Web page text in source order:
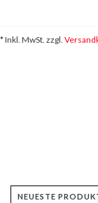
* Inkl. MwSt. zzgl.